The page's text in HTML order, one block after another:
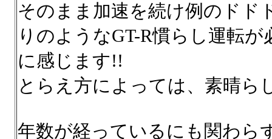
そのまま加速を続け例のドド
りのようなGT-R慣らし運転
に感じます!!
とらえ方によっては、素晴
年数が経っているにも関わら